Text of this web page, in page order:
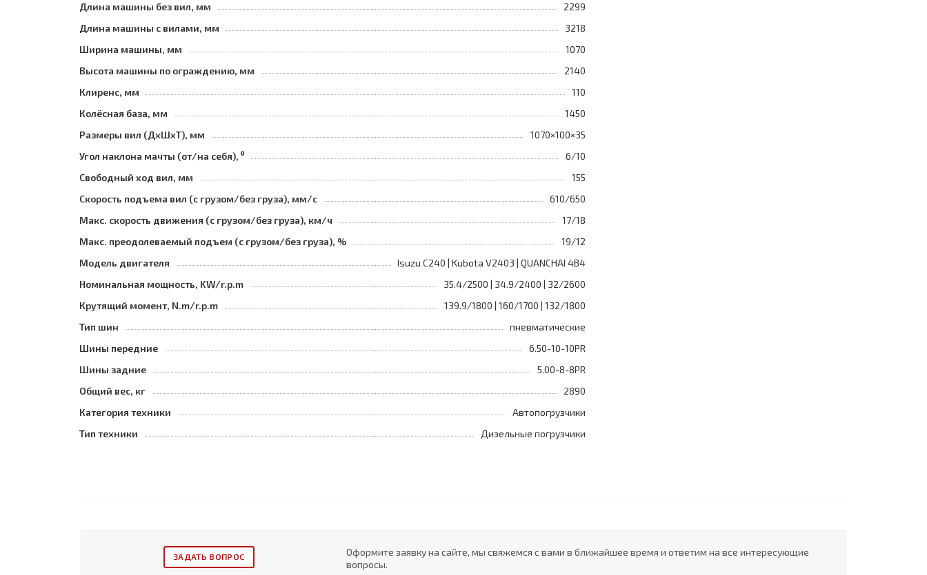
Длина машины без вил, мм
2299
Длина машины с вилами, мм
3218
Ширина машины, мм
1070
Высота машины по ограждению, мм
2140
Клиренс, мм
110
Колёсная база, мм
1450
Размеры вил (ДхШхТ), мм
1070×100×35
Угол наклона мачты (от/на себя), ⁰
6/10
Свободный ход вил, мм
155
Скорость подъема вил (с грузом/без груза), мм/с
610/650
Макс. скорость движения (с грузом/без груза), км/ч
17/18
Макс. преодолеваемый подъем (с грузом/без груза), %
19/12
Модель двигателя
Isuzu C240 | Kubota V2403 | QUANCHAI 4B4
Номинальная мощность, KW/r.p.m
35.4/2500 | 34.9/2400 | 32/2600
Крутящий момент, N.m/r.p.m
139.9/1800 | 160/1700 | 132/1800
Тип шин
пневматические
Шины передние
6.50-10-10PR
Шины задние
5.00-8-8PR
Общий вес, кг
2890
Категория техники
Автопогрузчики
Тип техники
Дизельные погрузчики
ЗАДАТЬ ВОПРОС
Оформите заявку на сайте, мы свяжемся с вами в ближайшее время и ответим на все интересующие
вопросы.